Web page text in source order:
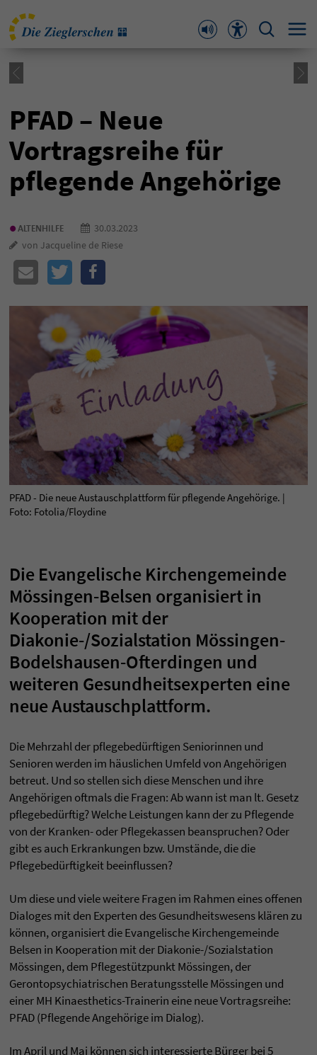
PFAD – Neue
Vortragsreihe für
pflegende Angehörige
•ALTENHILFE
30.03.2023
von Jacqueline de Riese
PFAD - Die neue Austauschplattform für pflegende Angehörige. |
Foto: Fotolia/Floydine
Die Evangelische Kirchengemeinde
Mössingen-Belsen organisiert in
Kooperation mit der
Diakonie-/Sozialstation Mössingen-
Bodelshausen-Ofterdingen und
weiteren Gesundheitsexperten eine
neue Austauschplattform.
Die Mehrzahl der pflegebedürftigen Seniorinnen und
Senioren werden im häuslichen Umfeld von Angehörigen
betreut. Und so stellen sich diese Menschen und ihre
Angehörigen oftmals die Fragen: Ab wann ist man lt. Gesetz
pflegebedürftig? Welche Leistungen kann der zu Pflegende
von der Kranken- oder Pflegekassen beanspruchen? Oder
gibt es auch Erkrankungen bzw. Umstände, die die
Pflegebedürftigkeit beeinflussen?
Um diese und viele weitere Fragen im Rahmen eines offenen
Dialoges mit den Experten des Gesundheitswesens klären zu
können, organisiert die Evangelische Kirchengemeinde
Belsen in Kooperation mit der Diakonie-/Sozialstation
Mössingen, dem Pflegestützpunkt Mössingen, der
Gerontopsychiatrischen Beratungsstelle Mössingen und
einer MH Kinaesthetics-Trainerin eine neue Vortragsreihe:
PFAD (Pflegende Angehörige im Dialog).
Im April und Mai können sich interessierte Bürger bei 5